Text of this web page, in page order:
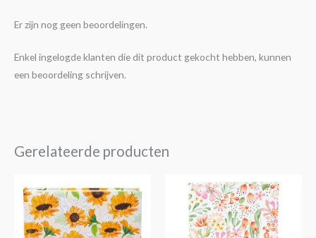
Er zijn nog geen beoordelingen.
Enkel ingelogde klanten die dit product gekocht hebben, kunnen
een beoordeling schrijven.
Gerelateerde producten
product
heeft